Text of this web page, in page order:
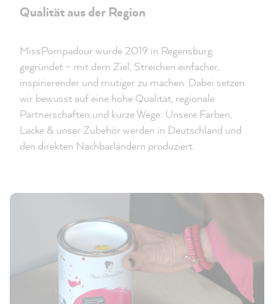
Qualität aus der Region
MissPompadour wurde 2019 in Regensburg
gegründet – mit dem Ziel, Streichen einfacher,
inspirierender und mutiger zu machen. Dabei setzen
wir bewusst auf eine hohe Qualität, regionale
Partnerschaften und kurze Wege: Unsere Farben,
Lacke & unser Zubehör werden in Deutschland und
den direkten Nachbarländern produziert.